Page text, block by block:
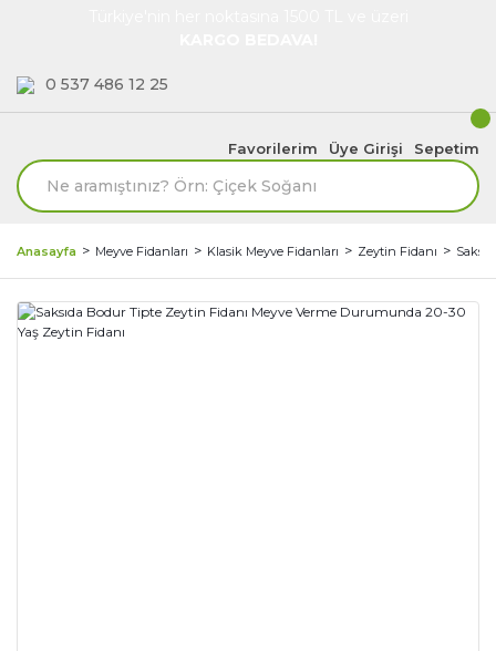
0 537 486 12 25
Favorilerim Üye Girişi Sepetim
Anasayfa Meyve Fidanları Klasik Meyve Fidanları Zeytin Fidanı